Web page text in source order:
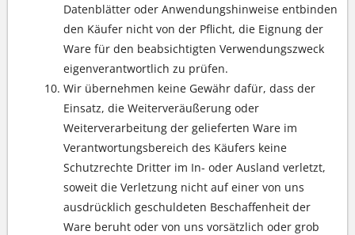
Datenblätter oder Anwendungshinweise entbinden
den Käufer nicht von der Pflicht, die Eignung der
Ware für den beabsichtigten Verwendungszweck
eigenverantwortlich zu prüfen.
Wir übernehmen keine Gewähr dafür, dass der
Einsatz, die Weiterveräußerung oder
Weiterverarbeitung der gelieferten Ware im
Verantwortungsbereich des Käufers keine
Schutzrechte Dritter im In- oder Ausland verletzt,
soweit die Verletzung nicht auf einer von uns
ausdrücklich geschuldeten Beschaffenheit der
Ware beruht oder von uns vorsätzlich oder grob